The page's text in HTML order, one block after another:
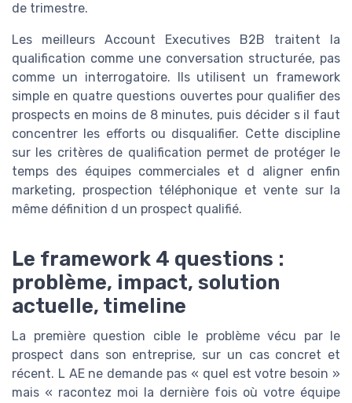
de trimestre.
Les meilleurs Account Executives B2B traitent la
qualification comme une conversation structurée, pas
comme un interrogatoire. Ils utilisent un framework
simple en quatre questions ouvertes pour qualifier des
prospects en moins de 8 minutes, puis décider s il faut
concentrer les efforts ou disqualifier. Cette discipline
sur les critères de qualification permet de protéger le
temps des équipes commerciales et d aligner enfin
marketing, prospection téléphonique et vente sur la
même définition d un prospect qualifié.
Le framework 4 questions :
problème, impact, solution
actuelle, timeline
La première question cible le problème vécu par le
prospect dans son entreprise, sur un cas concret et
récent. L AE ne demande pas « quel est votre besoin »
mais « racontez moi la dernière fois où votre équipe